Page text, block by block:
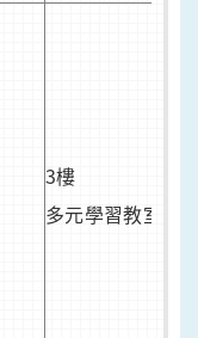
3樓
多元學習教室